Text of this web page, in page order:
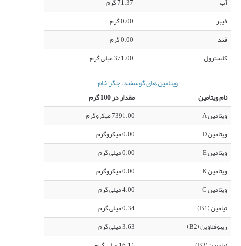
فیبر
0.00 گرم
قند
0.00 گرم
کلسترول
371.00 میلی گرم
ویتامین های گوسفند، جگر خام
نام ویتامین
مقدار در 100 گرم
ویتامین A
7391.00 میکروگرم
ویتامین D
0.00 میکروگرم
ویتامین E
0.00 میلی گرم
ویتامین K
0.00 میکروگرم
ویتامین C
4.00 میلی گرم
تیامین (B1)
0.34 میلی گرم
ریبوفلاوین (B2)
3.63 میلی گرم